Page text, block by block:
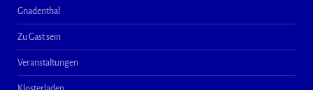
Gnadenthal
Zu Gast sein
Veranstaltungen